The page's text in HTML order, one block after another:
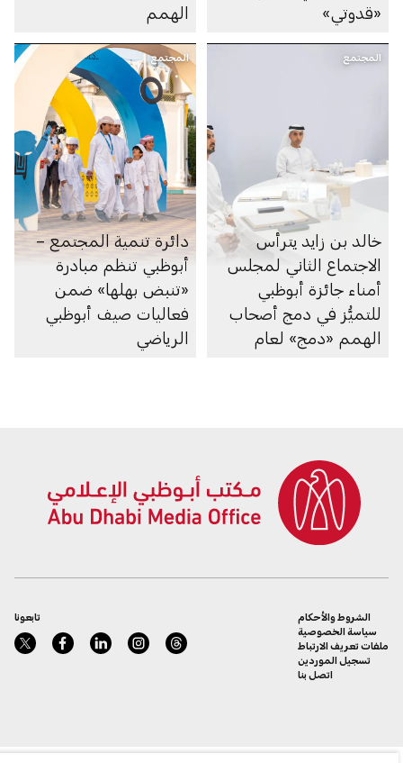
«قدوتي»
الهمم
المجتمع
خالد بن زايد يترأس
الاجتماع الثاني لمجلس
أمناء جائزة أبوظبي
للتميُّز في دمج أصحاب
الهمم «دمج» لعام
المجتمع
دائرة تنمية المجتمع –
أبوظبي تنظم مبادرة
«تنبض بهلها» ضمن
فعاليات صيف أبوظبي
الرياضي
تابعونا
الشروط والأحكام
سياسة الخصوصية
ملفات تعريف الارتباط
تسجيل الموردين
اتصل بنا